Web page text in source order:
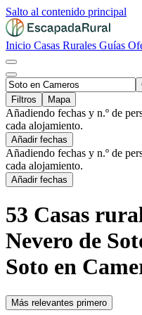
Salto al contenido principal
Inicio Casas Rurales Guías
Filtros
Mapa
Añadiendo fechas y n.º de
cada alojamiento.
Añadir fechas
Añadiendo fechas y n.º de
cada alojamiento.
Añadir fechas
53 Casas
Nevero de
Soto en
Más relevantes primero